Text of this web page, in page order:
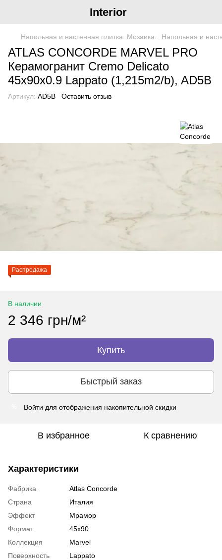
Interior
Напольная и настенная плитка. Мозаика. Напольная и
ATLAS CONCORDE MARVEL PRO
Керамогранит Cremo Delicato
45x90x0.9 Lappato (1,215m2/b), AD5B
Артикул: AD5B Оставить отзыв
Распродажа
В наличии
2 346 грн/м²
Купить
Быстрый заказ
Войти для отображения накопительной скидки
В избранное К сравнению
Характеристики
Фабрика
Atlas Concorde
Страна
Италия
Эффект
Мрамор
Формат
45х90
Коллекция
Marvel
Поверхность
Lappato